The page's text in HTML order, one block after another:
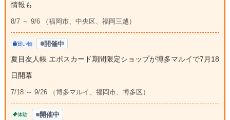
情報も
8/7 ～ 9/6 （福岡市、中央区、福岡三越）
買い物 開催中
夏目友人帳 エポスカード期間限定ショップが博多マルイで7月18
日開幕
7/18 ～ 9/26 （博多マルイ、福岡市、博多区）
体験 開催中